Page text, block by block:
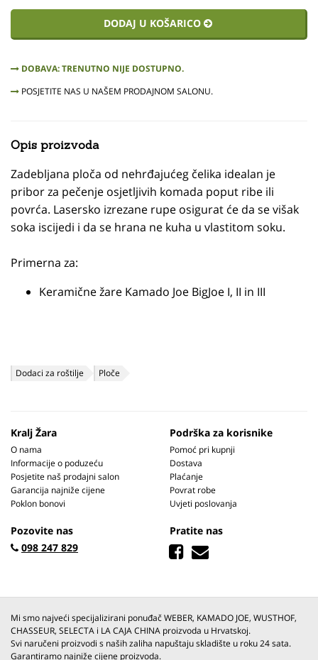
DODAJ U KOŠARICO
DOBAVA: TRENUTNO NIJE DOSTUPNO.
POSJETITE NAS U NAŠEM PRODAJNOM SALONU.
Opis proizvoda
Zadebljana ploča od nehrđajućeg čelika idealan je
pribor za pečenje osjetljivih komada poput ribe ili
povrća. Lasersko izrezane rupe osigurat će da se višak
soka iscijedi i da se hrana ne kuha u vlastitom soku.
Primerna za:
Keramične žare Kamado Joe BigJoe I, II in III
Dodaci za roštilje Ploče
Kralj Žara
O nama
Informacije o poduzeću
Posjetite naš prodajni salon
Garancija najniže cijene
Poklon bonovi
Podrška za korisnike
Pomoć pri kupnji
Dostava
Plaćanje
Povrat robe
Uvjeti poslovanja
Pozovite nas
098 247 829
Pratite nas
Mi smo najveći specijalizirani ponuđač WEBER, KAMADO JOE, WUSTHOF,
CHASSEUR, SELECTA i LA CAJA CHINA proizvoda u Hrvatskoj.
Svi naručeni proizvodi s naših zaliha napuštaju skladište u roku 24 sata.
Garantiramo najniže cijene proizvoda.